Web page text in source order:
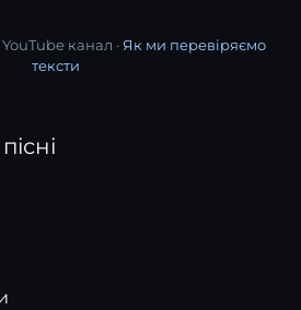
канал · Як ми перевіряємо
тексти